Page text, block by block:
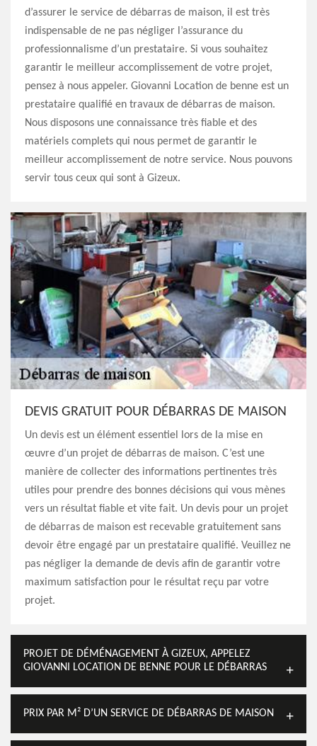
d’assurer le service de débarras de maison, il est très
indispensable de ne pas négliger l’assurance du
professionnalisme d’un prestataire. Si vous souhaitez
garantir le meilleur accomplissement de votre projet,
pensez à nous appeler. Giovanni Location de benne est un
prestataire qualifié en travaux de débarras de maison.
Nous disposons une connaissance très fiable et des
matériels complets qui nous permet de garantir le
meilleur accomplissement de notre service. Nous pouvons
servir tous ceux qui sont à Gizeux.
DEVIS GRATUIT POUR DÉBARRAS DE MAISON
Un devis est un élément essentiel lors de la mise en
œuvre d’un projet de débarras de maison. C’est une
manière de collecter des informations pertinentes très
utiles pour prendre des bonnes décisions qui vous mènes
vers un résultat fiable et vite fait. Un devis pour un projet
de débarras de maison est recevable gratuitement sans
devoir être engagé par un prestataire qualifié. Veuillez ne
pas négliger la demande de devis afin de garantir votre
maximum satisfaction pour le résultat reçu par votre
projet.
PROJET DE DÉMÉNAGEMENT À GIZEUX, APPELEZ
GIOVANNI LOCATION DE BENNE POUR LE DÉBARRAS
PRIX PAR M² D’UN SERVICE DE DÉBARRAS DE MAISON